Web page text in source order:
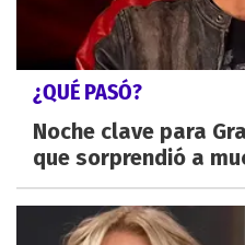
¿QUÉ PASÓ?
Noche clave para
que sorprendió a